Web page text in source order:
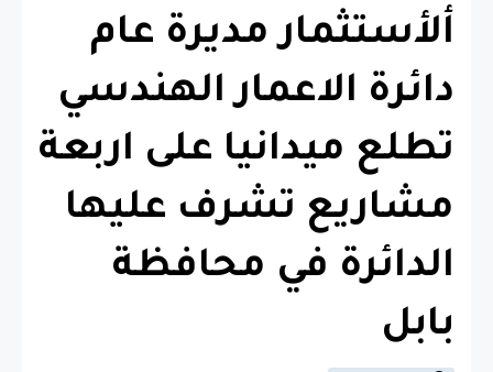
ألأستثمار مديرة عام
دائرة الاعمار الهندسي
تطلع ميدانيا على اربعة
مشاريع تشرف عليها
الدائرة في محافظة
بابل